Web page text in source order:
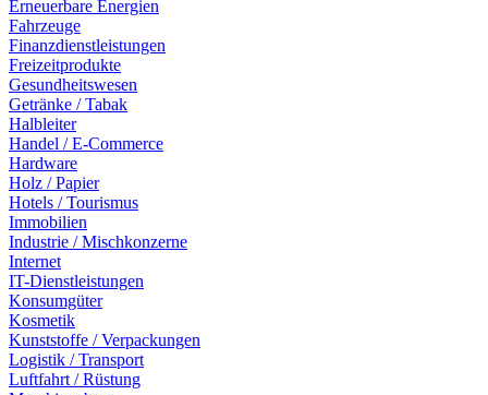
Erneuerbare Energien
Fahrzeuge
Finanzdienstleistungen
Freizeitprodukte
Gesundheitswesen
Getränke / Tabak
Halbleiter
Handel / E-Commerce
Hardware
Holz / Papier
Hotels / Tourismus
Immobilien
Industrie / Mischkonzerne
Internet
IT-Dienstleistungen
Konsumgüter
Kosmetik
Kunststoffe / Verpackungen
Logistik / Transport
Luftfahrt / Rüstung